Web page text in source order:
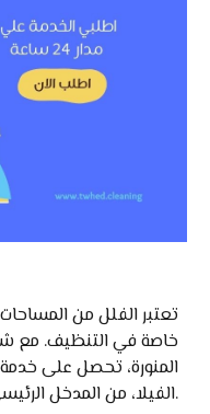
تعتبر الفلل من
خاصة في التنظيف. مع
المنورة، تحصل على
الفيلا، من المدخل الرئيسي إلى أصغر التفاصيل الداخلية.